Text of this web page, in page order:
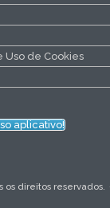
Uso de Cookies
aplicativo!
os direitos reservados.